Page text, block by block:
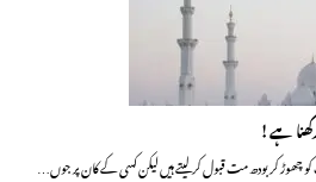
ہے !
چھوڑ کر بودھ مت قبول کرلیتے ہیں لیکن کسی کے کان پر جوں…